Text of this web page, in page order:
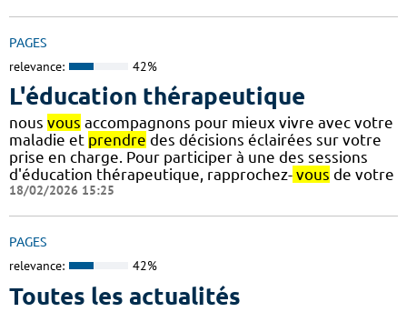
PAGES
relevance: 42%
L'éducation thérapeutique
nous vous accompagnons pour mieux vivre avec votre
maladie et prendre des décisions éclairées sur votre
prise en charge. Pour participer à une des sessions
d'éducation thérapeutique, rapprochez- vous de votre
18/02/2026 15:25
PAGES
relevance: 42%
Toutes les actualités